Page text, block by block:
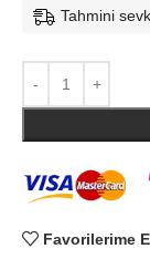
Tahmini
Favorilerime